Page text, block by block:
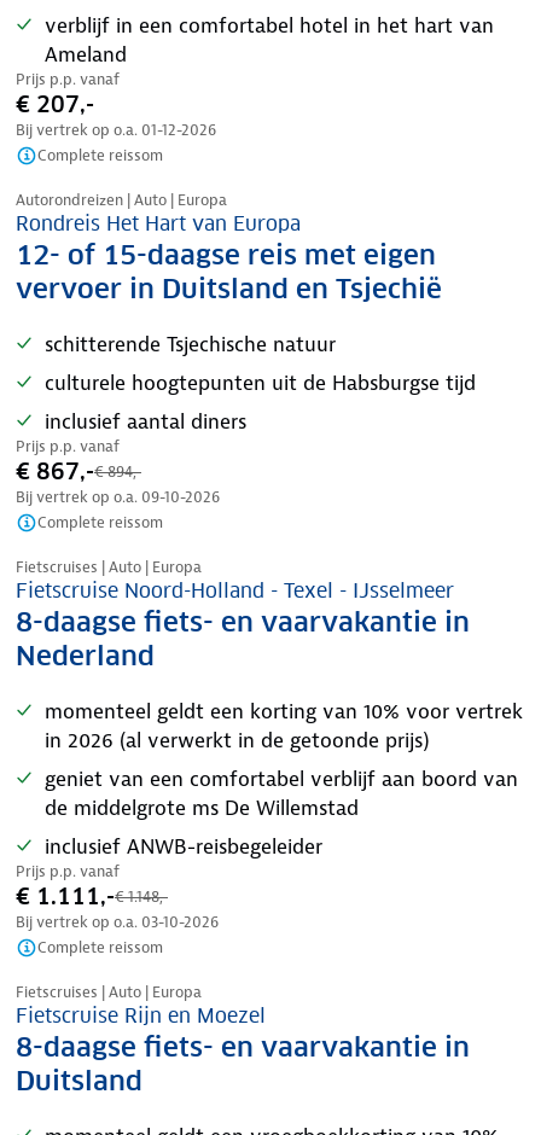
verblijf in een comfortabel hotel in het hart van
Ameland
Prijs p.p. vanaf
€ 207,-
Bij vertrek op o.a. 01-12-2026
Complete reissom
Nazomer korting
Autorondreizen | Auto | Europa
Rondreis Het Hart van Europa
12- of 15-daagse reis met eigen
vervoer in Duitsland en Tsjechië
schitterende Tsjechische natuur
culturele hoogtepunten uit de Habsburgse tijd
inclusief aantal diners
Prijs p.p. vanaf
€ 867,-€ 894,-
Bij vertrek op o.a. 09-10-2026
Complete reissom
Nazomer korting
Fietscruises | Auto | Europa
Fietscruise Noord-Holland - Texel - IJsselmeer
8-daagse fiets- en vaarvakantie in
Nederland
momenteel geldt een korting van 10% voor vertrek
in 2026 (al verwerkt in de getoonde prijs)
geniet van een comfortabel verblijf aan boord van
de middelgrote ms De Willemstad
inclusief ANWB-reisbegeleider
Prijs p.p. vanaf
€ 1.111,-€ 1.148,-
Bij vertrek op o.a. 03-10-2026
Complete reissom
Nazomer korting
Fietscruises | Auto | Europa
Fietscruise Rijn en Moezel
8-daagse fiets- en vaarvakantie in
Duitsland